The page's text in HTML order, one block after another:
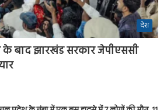
देश
के बाद झारखंड सरकार जेपीएससी